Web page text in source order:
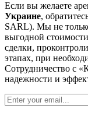
Если вы желаете
Украине,
SARL). Мы не
выгодной
сделки,
этапах, при
Сотрудничество с
надежности и